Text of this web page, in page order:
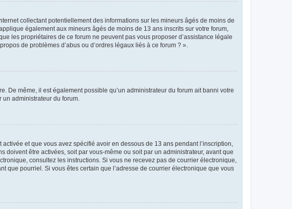
collectant potentiellement des informations sur les mineurs âgés de moins de
également aux mineurs âgés de moins de 13 ans inscrits sur votre forum,
les propriétaires de ce forum ne peuvent pas vous proposer d’assistance légale
de problèmes d’abus ou d’ordres légaux liés à ce forum ? ».
De même, il est également possible qu’un administrateur du forum ait banni votre
administrateur du forum.
et que vous avez spécifié avoir en dessous de 13 ans pendant l’inscription,
être activées, soit par vous-même ou soit par un administrateur, avant que
consultez les instructions. Si vous ne recevez pas de courrier électronique,
que pourriel. Si vous êtes certain que l’adresse de courrier électronique que vous